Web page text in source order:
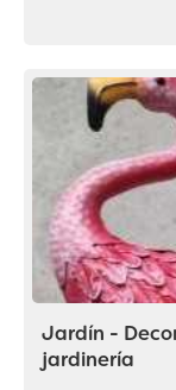
Jardín -
jardinería